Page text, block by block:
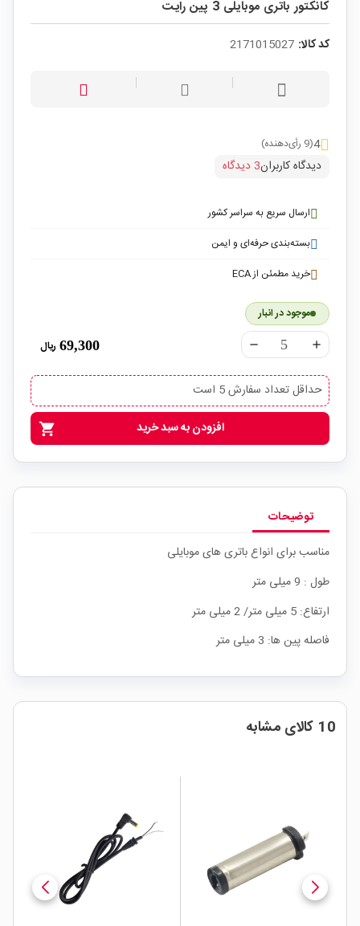
کانکتور باتری موبایلی 3 پین رایت
کد کالا: 2171015027
4(9 رأی‌دهنده)
دیدگاه کاربران3 دیدگاه
ارسال سریع به سراسر کشور
بسته‌بندی حرفه‌ای و ایمن
خرید مطمئن از ECA
موجود در انبار
remove add
69,300 ریال
حداقل تعداد سفارش 5 است
shopping_cart افزودن به سبد خرید
توضیحات
مناسب برای انواع باتری های موبایلی
طول : 9 میلی متر
ارتفاع: 5 میلی متر/ 2 میلی متر
فاصله پین ها: 3 میلی متر
10 کالای مشابه